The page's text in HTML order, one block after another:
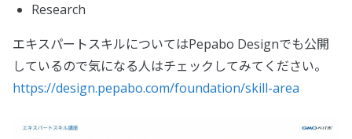
Research
エキスパートスキルについてはPepabo Designでも公開
しているので気になる人はチェックしてみてください。
https://design.pepabo.com/foundation/skill-area